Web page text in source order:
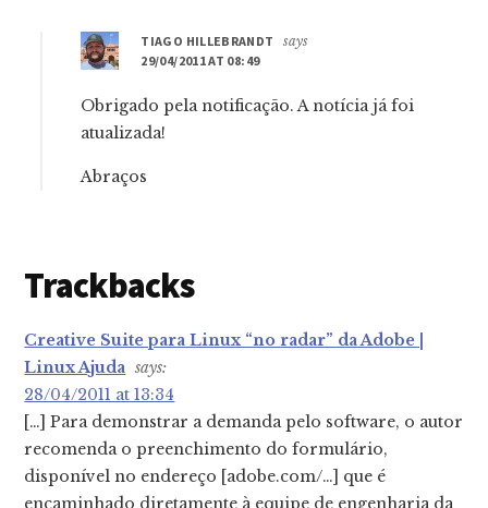
TIAGO HILLEBRANDT
says
29/04/2011 AT 08:49
Obrigado pela notificação. A notícia já foi
atualizada!
Abraços
Trackbacks
Creative Suite para Linux “no radar” da Adobe |
Linux Ajuda says:
28/04/2011 at 13:34
[…] Para demonstrar a demanda pelo software, o autor
recomenda o preenchimento do formulário,
disponível no endereço [adobe.com/…] que é
encaminhado diretamente à equipe de engenharia da